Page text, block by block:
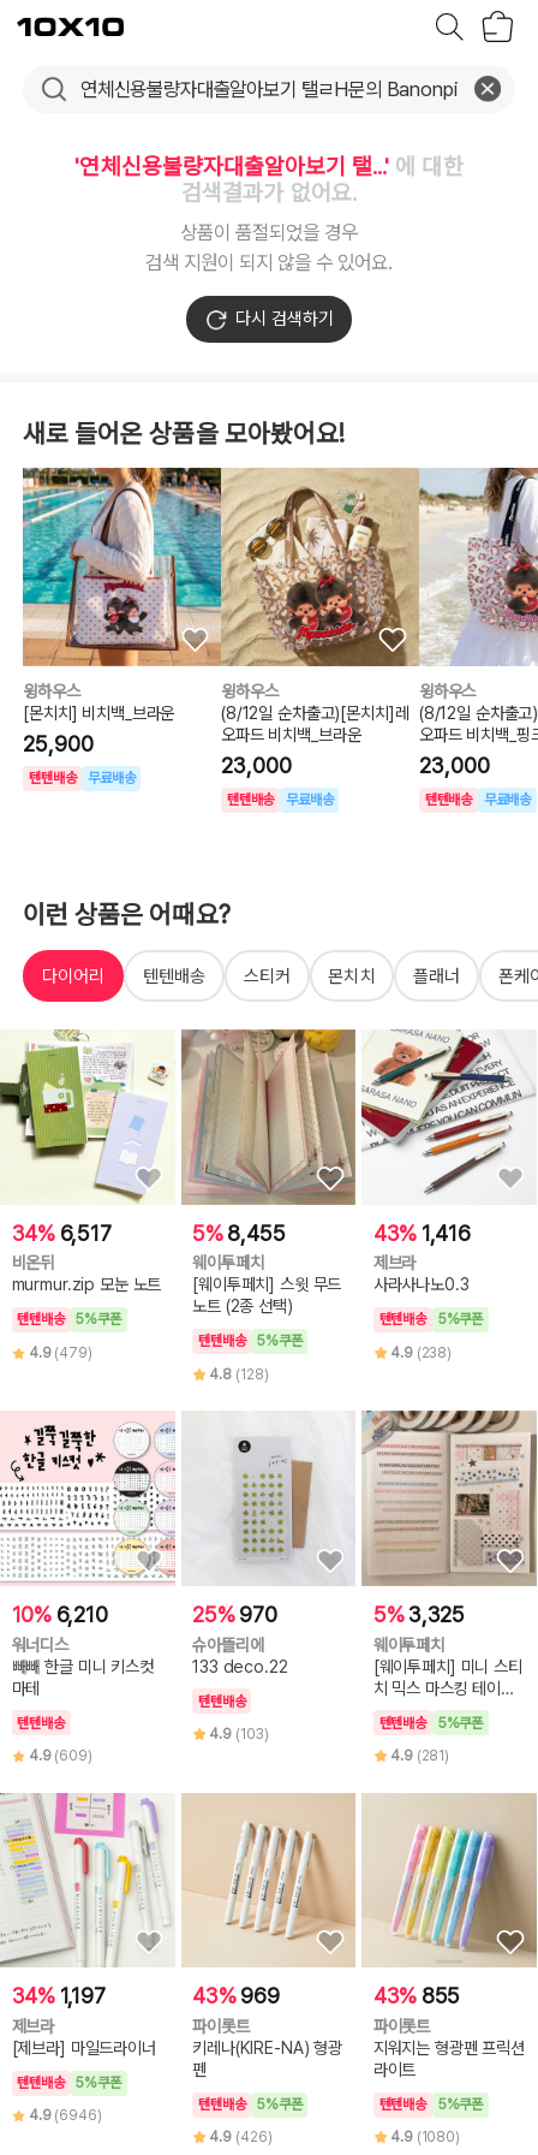
텐
바
'연체신용불량자대출알아보기 탤...' 에 대한
검색결과가 없어요.
상품이 품절되었을 경우
검색 지원이 되지 않을 수 있어요.
다시 검색하기
새로 들어온 상품을 모아봤어요!
윙하우스
[몬치치] 비치백_브라운
25,900
텐텐배송 무료배송
윙하우스
(8/12일 순차출고)[몬치치]레
오파드 비치백_브라운
23,000
텐텐배송 무료배송
윙하우스
(8/12일 순차출고
오파드 비치백_핑
23,000
텐텐배송 무료배송
이런 상품은 어때요?
다이어리 텐텐배송 스티커 몬치치 플래너 폰케
34% 6,517
비온뒤
murmur.zip 모눈 노트
텐텐배송
5%쿠폰
4.9 (479)
5%8,455
웨이투페치
[웨이투페치] 스윗 무드
노트 (2종 선택)
텐텐배송
5%쿠폰
4.8 (128)
43% 1,416
제브라
사라사나노0.3
텐텐배송
5%쿠폰
4.9 (238)
10% 6,210
워너디스
빼빼 한글 미니 키스컷
마테
텐텐배송
4.9 (609)
25% 970
슈아뜰리에
133 deco.22
텐텐배송
4.9 (103)
5% 3,325
웨이투페치
[웨이투페치] 미니 스티
치 믹스 마스킹 테이프
(6종 선택)
텐텐배송
5%쿠폰
4.9 (281)
34% 1,197
제브라
[제브라] 마일드라이너
텐텐배송
5%쿠폰
4.9 (6946)
43% 969
파이롯트
키레나(KIRE-NA) 형광
펜
텐텐배송
5%쿠폰
4.9 (426)
43% 855
파이롯트
지워지는 형광펜 프릭션
라이트
텐텐배송
5%쿠폰
4.9 (1080)